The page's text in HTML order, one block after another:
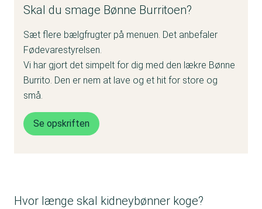
Skal du smage Bønne Burritoen?
Sæt flere bælgfrugter på menuen. Det anbefaler
Fødevarestyrelsen.
Vi har gjort det simpelt for dig med den lækre Bønne
Burrito. Den er nem at lave og et hit for store og
små.
Se opskriften
Hvor længe skal kidneybønner koge?